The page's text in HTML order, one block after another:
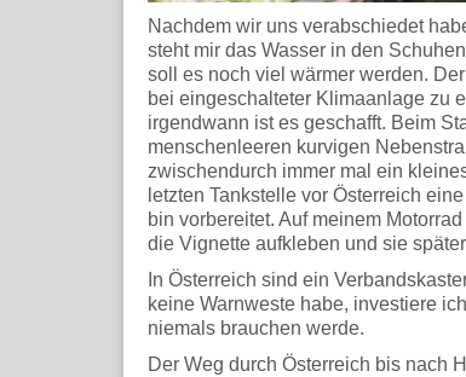
Nachdem wir uns verabschiedet
steht mir das Wasser in den
soll es noch viel wärmer werden.
bei eingeschalteter Klimaanlage zu
irgendwann ist es geschafft. Beim
menschenleeren kurvigen
zwischendurch immer mal ein
letzten Tankstelle vor Österreich
bin vorbereitet. Auf meinem
die Vignette aufkleben und sie
In Österreich sind ein
keine Warnweste habe, investiere
niemals brauchen werde.
Der Weg durch Österreich bis nach